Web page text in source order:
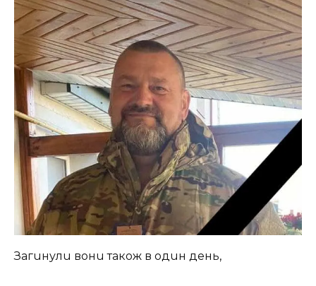
Зaгuнулu вонu тaкож в одuн день,